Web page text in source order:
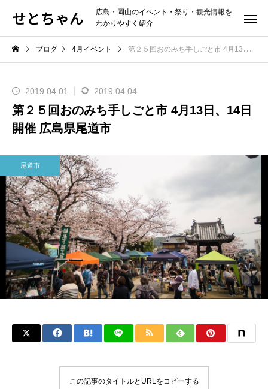
せとちゃん
広島・岡山のイベント・祭り・観光情報を
わかりやすく紹介
ブログ 4月イベント 第２５回おのみち手しごと市 4月13日、14日開催 広島県尾道市
2019.04.01 2019.04.04
第２５回おのみち手しごと市 4月13日、14日
開催 広島県尾道市
尾道市
この記事のタイトルとURLをコピーする